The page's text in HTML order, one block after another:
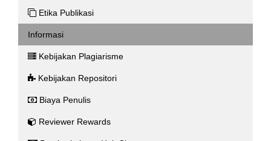
Etika Publikasi
Informasi
Kebijakan Plagiarisme
Kebijakan Repositori
Biaya Penulis
Reviewer Rewards